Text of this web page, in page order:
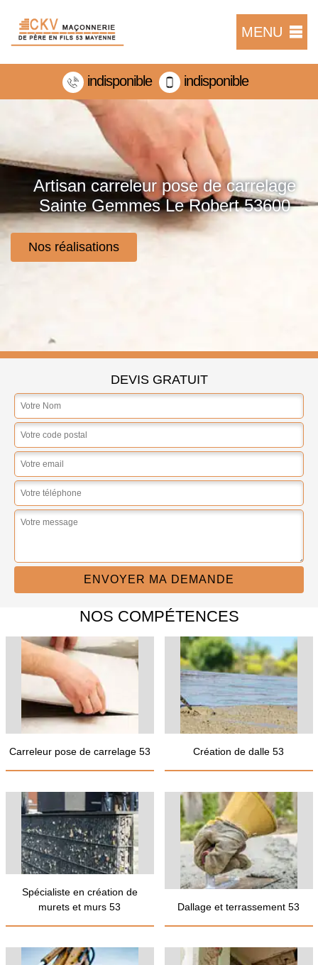
MENU
indisponible indisponible
Artisan carreleur pose de carrelage
Sainte Gemmes Le Robert 53600
Nos réalisations
DEVIS GRATUIT
NOS COMPÉTENCES
Carreleur pose de carrelage 53 Création de dalle 53
Spécialiste en création de
murets et murs 53
Dallage et terrassement 53